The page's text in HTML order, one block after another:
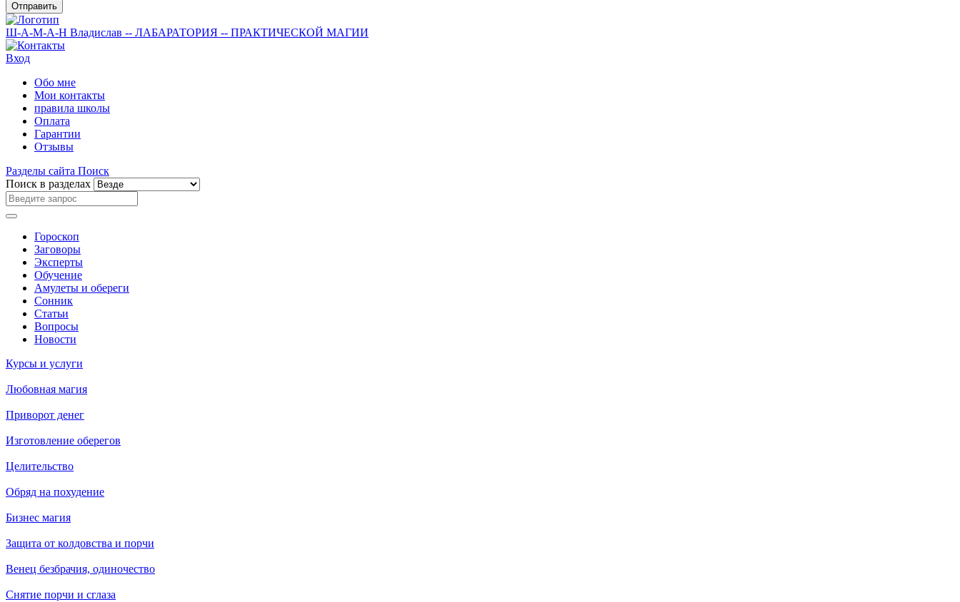
Отправить
Ш-А-М-А-Н Владислав -- ЛАБАРАТОРИЯ -- ПРАКТИЧЕСКОЙ МАГИИ
Вход
Обо мне
Мои контакты
правила школы
Оплата
Гарантии
Отзывы
Разделы сайта Поиск
Поиск в разделах
Гороскоп
Заговоры
Эксперты
Обучение
Амулеты и обереги
Сонник
Статьи
Вопросы
Новости
Курсы и услуги
Любовная магия
Приворот денег
Изготовление оберегов
Целительство
Обряд на похудение
Бизнес магия
Защита от колдовства и порчи
Венец безбрачия, одиночество
Снятие порчи и сглаза